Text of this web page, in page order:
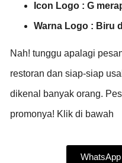
Icon Logo : G
Warna Logo : Biru
Nah! tunggu apalagi
restoran dan siap-siap
dikenal banyak orang.
promonya! Klik di bawah